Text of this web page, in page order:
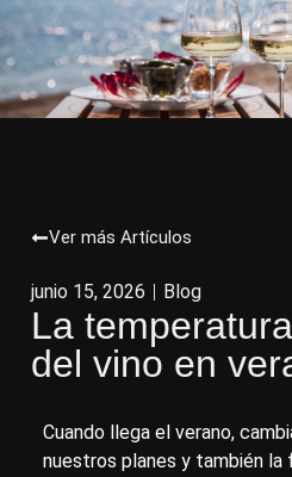
Ver más Artículos
junio 15, 2026 Blog
La
del vino en
Cuando llega el verano,
nuestros planes y también la